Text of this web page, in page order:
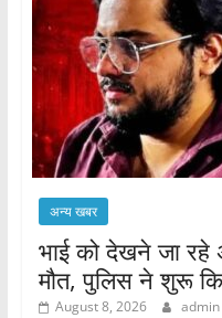
अन्य खबर
भाई को देखने जा
मौत, पुलिस ने शुरू
August 8, 2026 admin